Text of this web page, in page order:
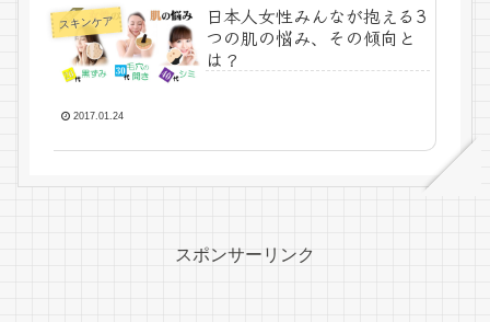
スキンケア
日本人女性みんなが抱える3
つの肌の悩み、その傾向と
は？
2017.01.24
スポンサーリンク